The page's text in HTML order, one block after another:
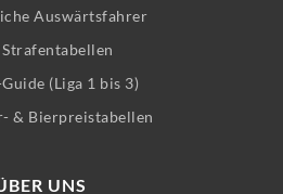
Auswärtsfahrer
Strafentabellen
(Liga 1 bis 3)
& Bierpreistabellen
UNS